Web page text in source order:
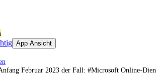
App Ansicht
Februar 2023 der Fall: #Microsoft Online-